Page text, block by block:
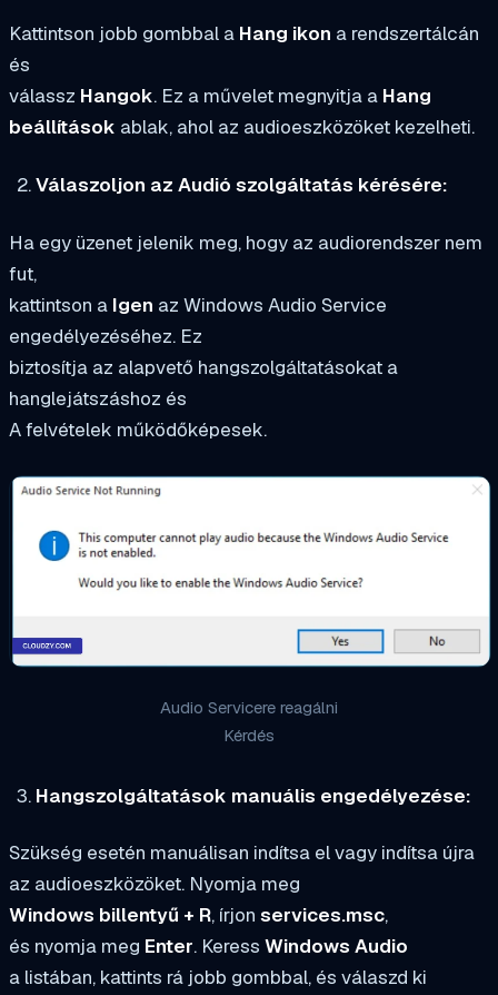
Kattintson jobb gombbal a Hang ikon a rendszertálcán
és
válassz Hangok. Ez a művelet megnyitja a Hang
beállítások ablak, ahol az audioeszközöket kezelheti.
Válaszoljon az Audió szolgáltatás kérésére:
Ha egy üzenet jelenik meg, hogy az audiorendszer nem
fut,
kattintson a Igen az Windows Audio Service
engedélyezéséhez. Ez
biztosítja az alapvető hangszolgáltatásokat a
hanglejátszáshoz és
A felvételek működőképesek.
Audio Servicere reagálni
Kérdés
Hangszolgáltatások manuális engedélyezése:
Szükség esetén manuálisan indítsa el vagy indítsa újra
az audioeszközöket. Nyomja meg
Windows billentyű + R, írjon services.msc,
és nyomja meg Enter. Keress Windows Audio
a listában, kattints rá jobb gombbal, és válaszd ki